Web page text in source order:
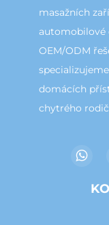
masažních
automobilové
OEM/ODM
domácích
chytrého